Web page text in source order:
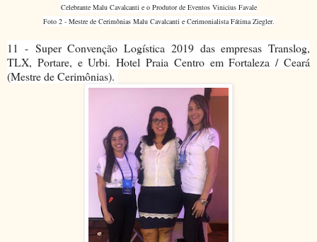
Celebrante Malu Cavalcanti e o Produtor de Eventos Vinicius Favale
Foto 2 - Mestre de Cerimônias Malu Cavalcanti e Cerimonialista Fátima Ziegler.
11 - Super Convenção Logística 2019 das empresas Translog,
TLX, Portare, e Urbi. Hotel Praia Centro em Fortaleza / Ceará
(Mestre de Cerimônias).